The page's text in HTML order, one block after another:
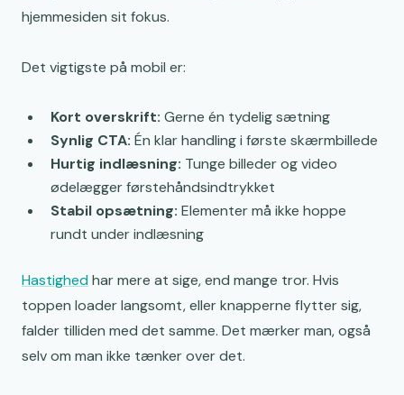
hjemmesiden sit fokus.
Det vigtigste på mobil er:
Kort overskrift: Gerne én tydelig sætning
Synlig CTA: Én klar handling i første skærmbillede
Hurtig indlæsning: Tunge billeder og video
ødelægger førstehåndsindtrykket
Stabil opsætning: Elementer må ikke hoppe
rundt under indlæsning
Hastighedhar mere at sige, end mange tror. Hvis
toppen loader langsomt, eller knapperne flytter sig,
falder tilliden med det samme. Det mærker man, også
selv om man ikke tænker over det.